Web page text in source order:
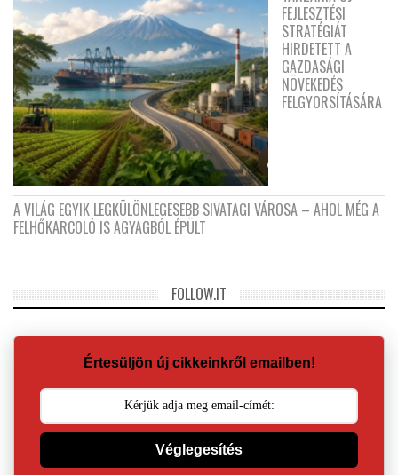
FEJLESZTÉSI
STRATÉGIÁT
HIRDETETT A
GAZDASÁGI
NÖVEKEDÉS
FELGYORSÍTÁSÁRA
A VILÁG EGYIK LEGKÜLÖNLEGESEBB SIVATAGI VÁROSA – AHOL MÉG A
FELHŐKARCOLÓ IS AGYAGBÓL ÉPÜLT
FOLLOW.IT
Értesüljön új cikkeinkről emailben!
Véglegesítés